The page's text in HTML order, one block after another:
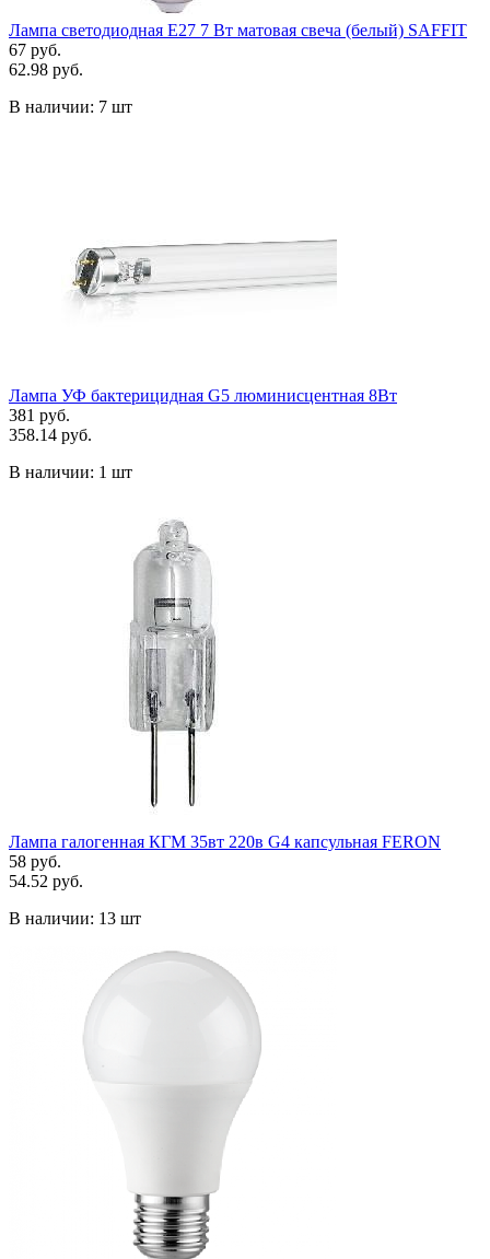
Лампа светодиодная Е27 7 Вт матовая свеча (белый) SAFFIT
67 руб.
62.98 руб.
В наличии: 7 шт
Лампа УФ бактерицидная G5 люминисцентная 8Вт
381 руб.
358.14 руб.
В наличии: 1 шт
Лампа галогенная КГМ 35вт 220в G4 капсульная FERON
58 руб.
54.52 руб.
В наличии: 13 шт